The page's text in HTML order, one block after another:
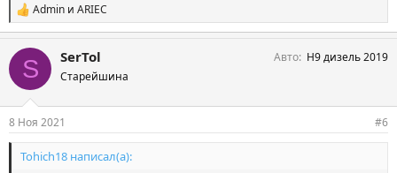
С
и
п
т
Admin и ARIEC
S SerTol
Старейшина
Авто Н9 дизель 2019
8 Ноя 2021 #6
Tohich18 написал(а):